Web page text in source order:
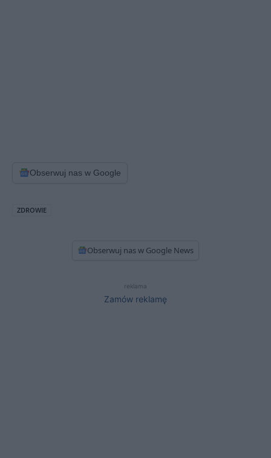
Obserwuj nas w Google
ZDROWIE
Obserwuj nas w Google News
reklama
Zamów reklamę